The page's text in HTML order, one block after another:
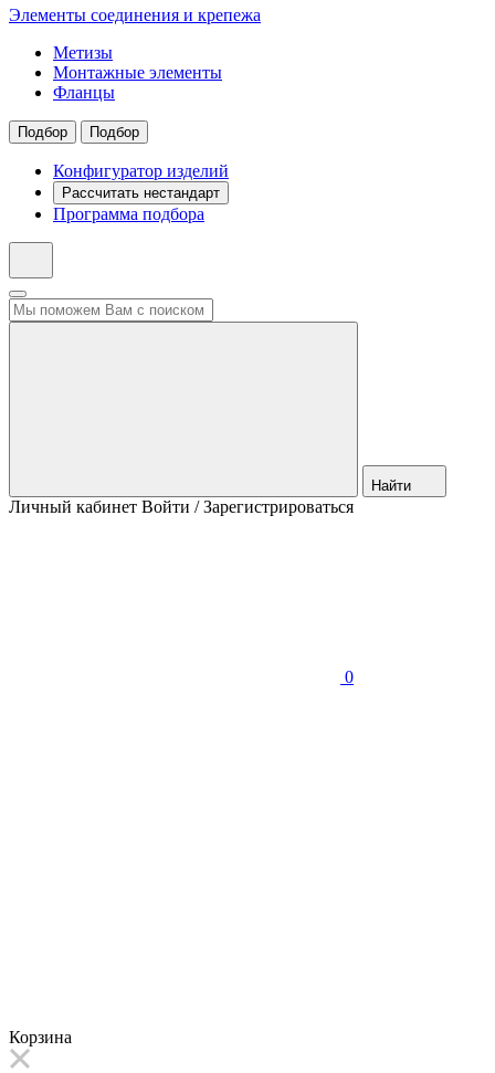
Элементы соединения и крепежа
Метизы
Монтажные элементы
Фланцы
Подбор Подбор
Конфигуратор изделий
Рассчитать нестандарт
Программа подбора
Найти
Личный кабинет Войти / Зарегистрироваться
0
Корзина